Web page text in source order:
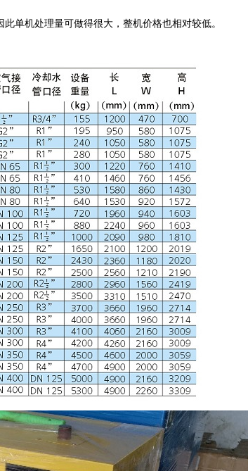
机处理量可做得很大，整机价格也相对较低。